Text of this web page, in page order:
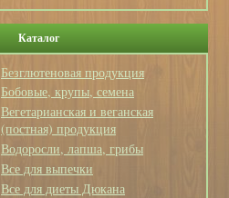
Каталог
Безглютеновая продукция
Бобовые, крупы, семена
Вегетарианская и веганская
(постная) продукция
Водоросли, лапша, грибы
Все для выпечки
Все для диеты Дюкана